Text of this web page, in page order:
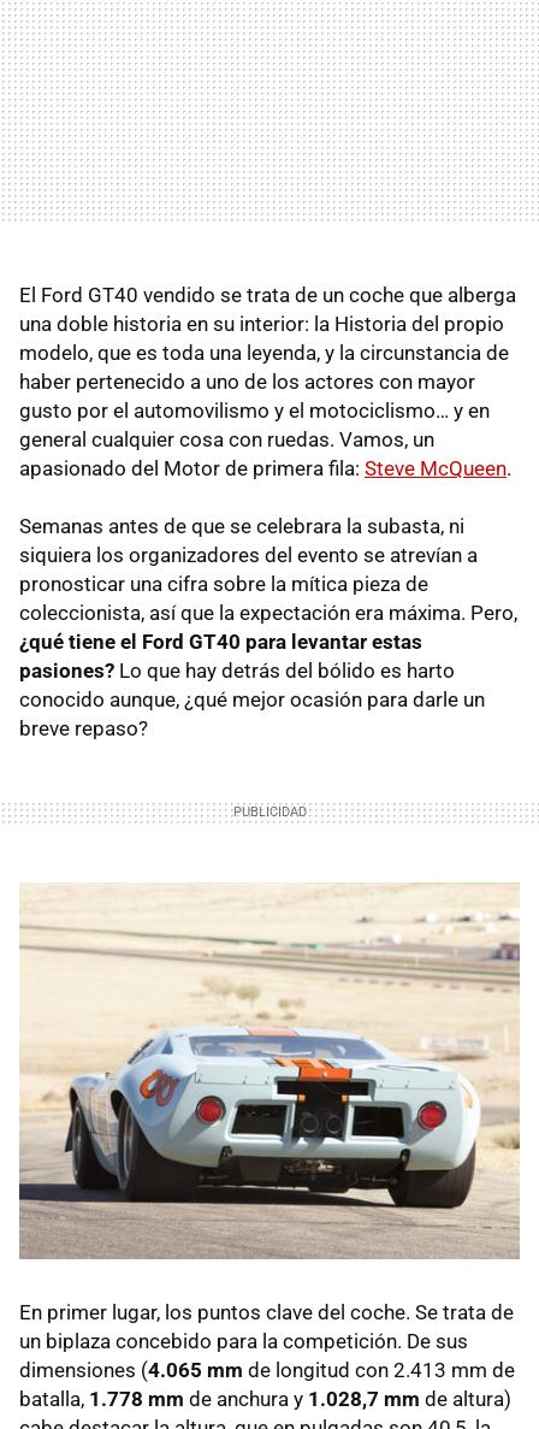
El Ford GT40 vendido se trata de un coche que alberga
una doble historia en su interior: la Historia del propio
modelo, que es toda una leyenda, y la circunstancia de
haber pertenecido a uno de los actores con mayor
gusto por el automovilismo y el motociclismo… y en
general cualquier cosa con ruedas. Vamos, un
apasionado del Motor de primera fila: Steve McQueen.
Semanas antes de que se celebrara la subasta, ni
siquiera los organizadores del evento se atrevían a
pronosticar una cifra sobre la mítica pieza de
coleccionista, así que la expectación era máxima. Pero,
¿qué tiene el Ford GT40 para levantar estas
pasiones? Lo que hay detrás del bólido es harto
conocido aunque, ¿qué mejor ocasión para darle un
breve repaso?
En primer lugar, los puntos clave del coche. Se trata de
un biplaza concebido para la competición. De sus
dimensiones (4.065 mm de longitud con 2.413 mm de
batalla, 1.778 mm de anchura y 1.028,7 mm de altura)